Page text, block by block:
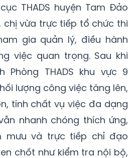
THADS huyện Tam Đảo
chị vừa trực tiếp tổ chức thi
gia quản lý, điều hành
việc quan trọng. Sau khi
Phòng THADS khu vực 9
lượng công việc tăng lên,
tính chất vụ việc đa dạng
nhanh chóng thích ứng,
mưu và trực tiếp chỉ đạo
chốt như kiểm tra nội bộ,